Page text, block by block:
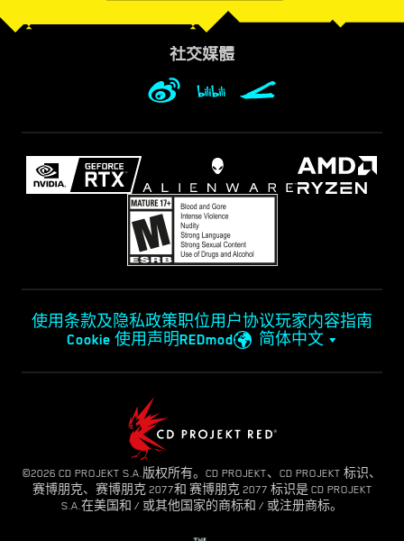
社交媒體
使用条款及隐私政策职位用户协议玩家内容指南
Cookie 使用声明REDmod 简体中文
©2026 CD PROJEKT S.A.版权所有。CD PROJEKT、CD PROJEKT 标识、
赛博朋克、赛博朋克 2077和 赛博朋克 2077 标识是 CD PROJEKT
S.A.在美国和 / 或其他国家的商标和 / 或注册商标。